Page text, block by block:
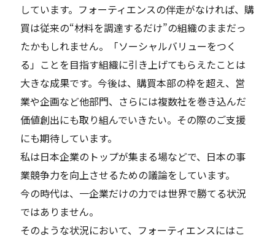
しています。フォーティエンスの伴走がなければ、購
買は従来の“材料を調達するだけ”の組織のままだっ
たかもしれません。「ソーシャルバリューをつく
る」ことを目指す組織に引き上げてもらえたことは
大きな成果です。今後は、購買本部の枠を超え、営
業や企画など他部門、さらには複数社を巻き込んだ
価値創出にも取り組んでいきたい。その際のご支援
にも期待しています。
私は日本企業のトップが集まる場などで、日本の事
業競争力を向上させるための議論をしています。
今の時代は、一企業だけの力では世界で勝てる状況
ではありません。
そのような状況において、フォーティエンスにはこ